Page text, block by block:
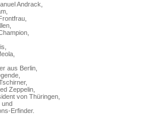
Andrack,
aus Berlin,
Zeppelin,
von Thüringen,
und
Erfinder.